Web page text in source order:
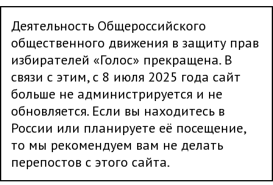
Деятельность Общероссийского
общественного движения в защиту прав
избирателей «Голос» прекращена. В
связи с этим, с 8 июля 2025 года сайт
больше не администрируется и не
обновляется. Если вы находитесь в
России или планируете её посещение,
то мы рекомендуем вам не делать
перепостов с этого сайта.